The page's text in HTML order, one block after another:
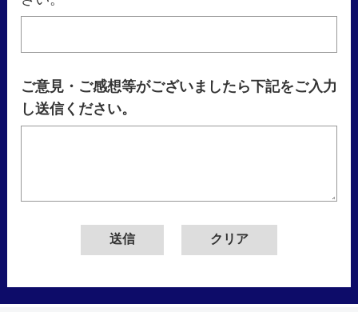
ご意見・ご感想等がございましたら下記をご入力
し送信ください。